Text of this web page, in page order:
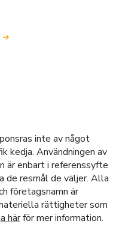
inte av något
kedja. Användningen av
är enbart i referenssyfte
de resmål de väljer. Alla
företagsnamn är
rättigheter som
härför mer information.